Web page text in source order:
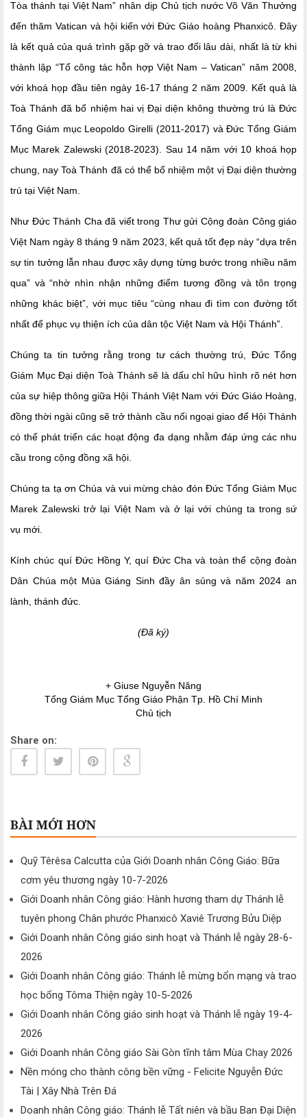
Tòa thánh tại Việt Nam” nhân dịp Chủ tịch nước Võ Văn Thưởng
đến thăm Vatican và hội kiến với Đức Giáo hoàng Phanxicô. Đây
là kết quả của quá trình gặp gỡ và trao đổilâu dài, nhất là từ khi
thành lập “Tổ công tác hỗn hợp Việt Nam – Vatican” năm 2008
với khoá họp đầu tiên ngày 16-17 tháng 2 năm 2009. Kết quả là
Toà Thánh đã bổ nhiệm hai vị Đại diện không thường trú là Đức
Tổng Giám mục Leopoldo Girelli (2011-2017) và Đức Tổng Giám
Mục Marek Zalewski (2018-2023)
Sau 14 năm với 10 khoá họp
chung , nayToà Thánh đã có thể bổ nhiệm một vị Đại diện thường
trú tại Việt Nam.
Như Đức Thánh Cha đã viết trong Thư gửi Cộng đoàn Công giáo
Việt Nam ngày 8 tháng 9 năm 2023, kết quả tốt đẹp này “dựa trên
sự tin tưởng lẫn nhau được xây dựng từng bước trong nhiều năm
qua” và “nhờ nhìn nhận những điểm tương đồng và tôn trọng
những khác biệt”
với mục tiêu “cùng nhau đi tìm con đường tốt
nhất để phục vụ thiện ích của dân tộc Việt Nam và Hội Thánh”
Chúng ta tin tưởng rằng trong tư cách thường trú, Đức Tổng
Giám Mục Đại diện Toà Thánh sẽ là dấu chỉ hữu hình rõ nét hơn
của sự hiệp thông giữa Hội Thánh Việt Nam với Đức Giáo Hoàng,
đồng thời ngài cũng sẽ trở thành cầu nối ngoại giao để Hội Thánh
có thể phát triển các hoạt động đa dạng nhằm đáp ứng cácnhu
cầu trong cộng đồng xã hội.
Chúng ta tạ ơn Chúa và vui mừng chào đón Đức Tổng Giám Mục
Marek Zalewski trở lại Việt Nam và ở lại với chúng ta trong sứ
vụ mới
Kính chúc quí Đức Hồng Y, quí Đức Cha và toàn thể cộng đoàn
Dân Chúa một Mùa Giáng Sinh đầy ân sủng và năm 2024 an
lành, thánh đức.
(Đã ký)
+ Giuse Nguyễn Năng
Tổng Giám Mục Tổng Giáo Phận Tp. Hồ Chí Minh
Chủ tịch
Share on:
BÀI MỚI HƠN
Quỹ Têrêsa Calcutta của Giới Doanh nhân Công Giáo: Bữa
cơm yêu thương ngày 10-7-2026
Giới Doanh nhân Công giáo: Hành hương tham dự Thánh lễ
tuyên phong Chân phước Phanxicô Xaviê Trương Bửu Diệp
Giới Doanh nhân Công giáo sinh hoạt và Thánh lễ ngày 28-6-
2026
Giới Doanh nhân Công giáo: Thánh lễ mừng bổn mạng và trao
học bổng Tôma Thiện ngày 10-5-2026
Giới Doanh nhân Công giáo sinh hoạt và Thánh lễ ngày 19-4-
2026
Giới Doanh nhân Công giáo Sài Gòn tĩnh tâm Mùa Chay 2026
Nền móng cho thành công bền vững - Felicite Nguyễn Đức
Tài | Xây Nhà Trên Đá
Doanh nhân Công giáo: Thánh lễ Tất niên và bầu Ban Đại Diện